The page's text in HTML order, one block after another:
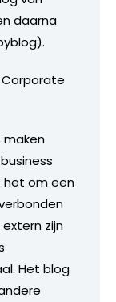
daarna
maken
het om een
zijn
Het blog